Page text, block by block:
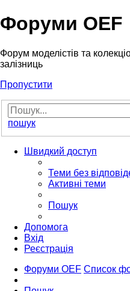
Форуми OEF
Форум моделістів та
залізниць
Пропустити
пошук
Швидкий доступ
Теми без
Активні теми
Пошук
Допомога
Вхід
Реєстрація
Форуми OEF Список